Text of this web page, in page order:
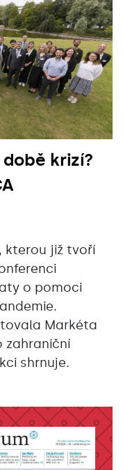
krizí?
kterou již tvoří
o pomoci
Markéta
zahraniční
shrnuje.